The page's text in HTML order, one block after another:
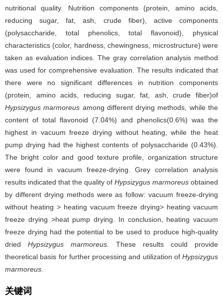
nutritional quality. Nutrition components (protein, amino acids,
reducing sugar, fat, ash, crude fiber), active components
(polysaccharide, total phenolics, total flavonoid), physical
characteristics (color, hardness, chewingness, microstructure) were
taken as evaluation indices. The gray correlation analysis method
was used for comprehensive evaluation. The results indicated that
there were no significant differences in nutrition components
(protein, amino acids, reducing sugar, fat, ash, crude fiber)of
Hypsizygus marmoreus among different drying methods, while the
content of total flavonoid (7.04%) and phenolics(0.6%) was the
highest in vacuum freeze drying without heating, while the heat
pump drying had the highest contents of polysaccharide (0.43%).
The bright color and good texture profile, organization structure
were found in vacuum freeze-drying. Grey correlation analysis
results indicated that the quality of Hypsizygus marmoreus obtained
by different drying methods were as follow: vacuum freeze-drying
without heating > heating vacuum freeze drying> heating vacuum
freeze drying >heat pump drying. In conclusion, heating vacuum
freeze drying had the potential to be used to produce high-quality
dried Hypsizygus marmoreus.
These results could provide
theoretical basis for further processing and utilization of Hypsizygus
marmoreus.
关键词